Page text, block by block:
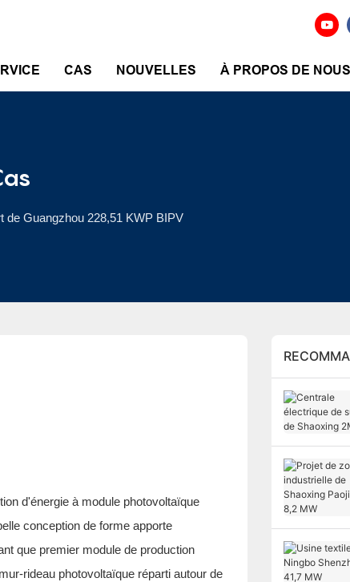
CAS NOUVELLES À PROPOS DE NOUS
de Guangzhou 228,51 KWP BIPV
d'énergie à module photovoltaïque
conception de forme apporte
que premier module de production
rideau photovoltaïque réparti autour de